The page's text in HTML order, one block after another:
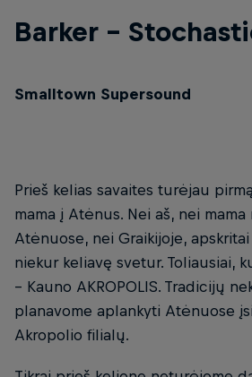
Barker -
Smalltown Supersound
Prieš kelias savaites turėjau
mama į Atėnus. Nei aš, nei
Atėnuose, nei Graikijoje,
niekur keliavę svetur. Toliausiai,
– Kauno AKROPOLIS. Tradicijų
planavome aplankyti Atėnuose
Akropolio filialų.